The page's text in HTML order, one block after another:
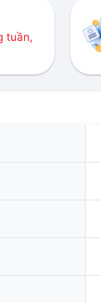
tuần,